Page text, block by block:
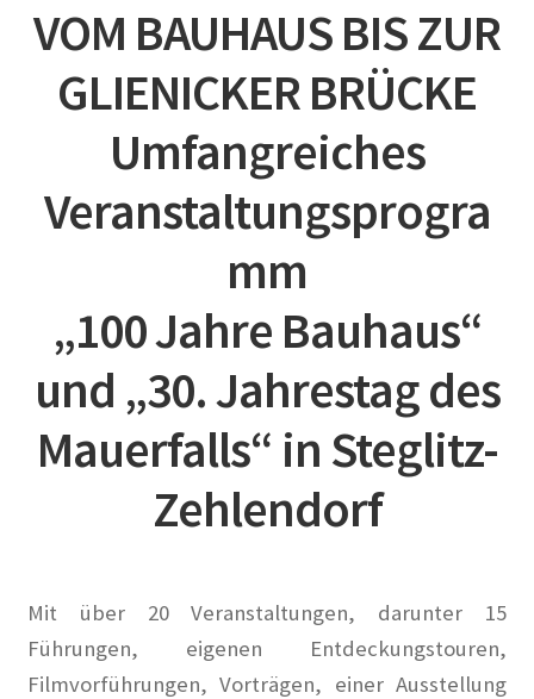
2021
2022
2023 #2
Bestellung abgeschlossen
Bewohner/innen
Calendar
Damals war’s …
VOM BAUHAUS BIS ZUR
GLIENICKER BRÜCKE
Umfangreiches
Veranstaltungsprogra
mm
„100 Jahre Bauhaus“
und „30. Jahrestag des
Mauerfalls“ in Steglitz-
Zehlendorf
Mit über 20 Veranstaltungen, darunter 15
Führungen, eigenen Entdeckungstouren,
Filmvorführungen, Vorträgen, einer Ausstellung